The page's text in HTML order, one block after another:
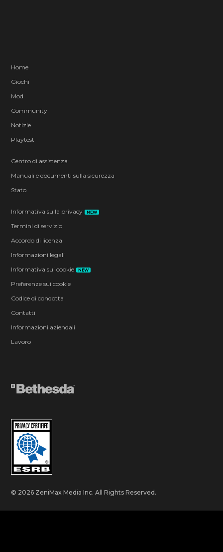
Home
Giochi
Mod
Community
Notizie
Playtest
Centro di assistenza
Manuali e documenti sulla sicurezza
Stato
Informativa sulla privacy NEW
Termini di servizio
Accordo di licenza
Informazioni legali
Informativa sui cookie
NEW
Preferenze sui cookie
Codice di condotta
Contatti
Informazioni aziendali
Lavoro
© 2026 ZeniMax Media Inc. All Rights Reserved.